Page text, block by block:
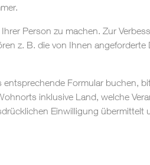
Person zu machen. Zur
z. B. die von Ihnen
Formular buchen,
inklusive Land, welche
Einwilligung